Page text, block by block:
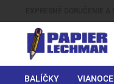
BALÍČKY VIANOCE